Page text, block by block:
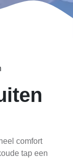
comfort
tap een